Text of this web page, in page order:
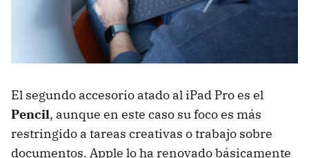
El segundo accesorio atado al iPad Pro es el
Pencil, aunque en este caso su foco es más
restringido a tareas creativas o trabajo sobre
documentos. Apple lo ha renovado básicamente